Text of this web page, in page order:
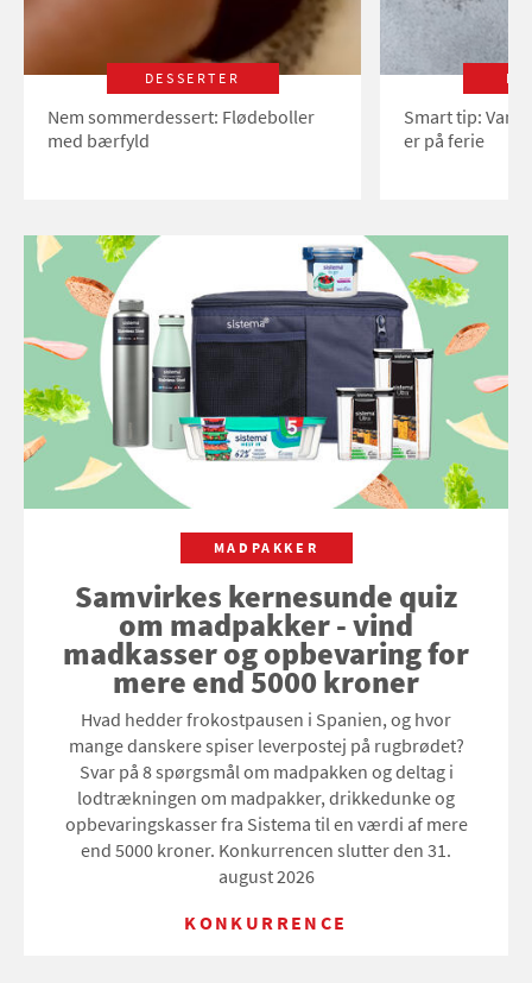
DESSERTER
Nem sommerdessert: Flødeboller
med bærfyld
Smart tip:
er på ferie
MADPAKKER
Samvirkes kernesunde quiz
om madpakker - vind
madkasser og opbevaring for
mere end 5000 kroner
Hvad hedder frokostpausen i Spanien, og hvor
mange danskere spiser leverpostej på rugbrødet?
Svar på 8 spørgsmål om madpakken og deltag i
lodtrækningen om madpakker, drikkedunke og
opbevaringskasser fra Sistema til en værdi af mere
end 5000 kroner. Konkurrencen slutter den 31.
august 2026
KONKURRENCE